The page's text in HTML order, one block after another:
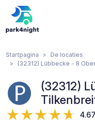
Startpagina
De locaties
(32312) Lübbecke - 8
(32312)